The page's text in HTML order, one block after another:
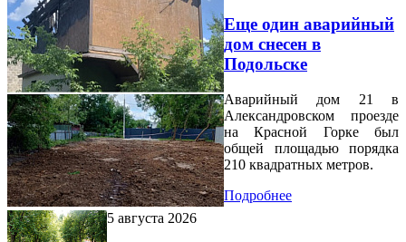
Еще один аварийный
дом снесен в
Подольске
Аварийный дом 21 в
Александровском проезде
на Красной Горке был
общей площадью порядка
210 квадратных метров.
Подробнее
5 августа 2026